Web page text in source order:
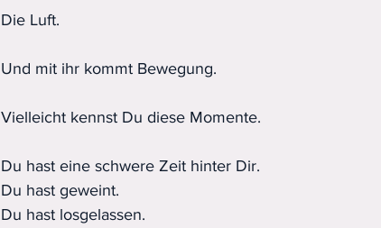
Die Luft.
Und mit ihr kommt Bewegung.
Vielleicht kennst Du diese Momente.
Du hast eine schwere Zeit hinter Dir.
Du hast geweint.
Du hast losgelassen.